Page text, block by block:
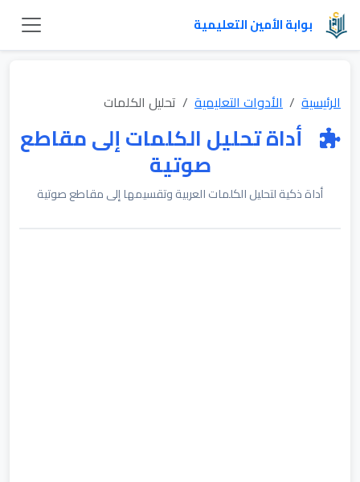
بوابة الأمين التعليمية
الرئيسية الأدوات التعليمية تحليل الكلمات
أداة تحليل الكلمات إلى مقاطع
صوتية
أداة ذكية لتحليل الكلمات العربية وتقسيمها إلى مقاطع صوتية